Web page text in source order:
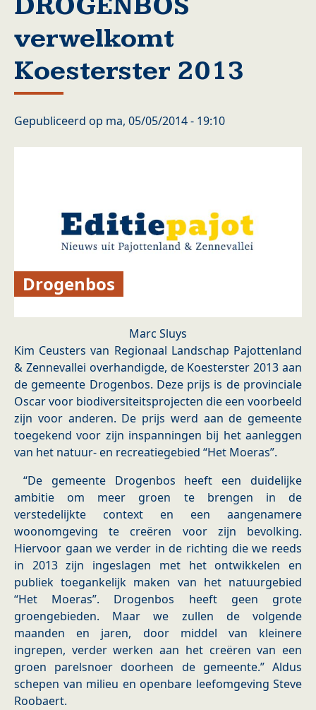
verwelkomt
Koesterster 2013
Gepubliceerd op ma, 05/05/2014 - 19:10
Drogenbos
Marc Sluys
Kim Ceusters van Regionaal Landschap Pajottenland
& Zennevallei overhandigde, de Koesterster 2013 aan
de gemeente Drogenbos. Deze prijs is de provinciale
Oscar voor biodiversiteitsprojecten die een voorbeeld
zijn voor anderen. De prijs werd aan de gemeente
toegekend voor zijn inspanningen bij het aanleggen
van het natuur- en recreatiegebied “Het Moeras”.
“De gemeente Drogenbos heeft een duidelijke
ambitie om meer groen te brengen in de
verstedelijkte context en een aangenamere
woonomgeving te creëren voor zijn bevolking.
Hiervoor gaan we verder in de richting die we reeds
in 2013 zijn ingeslagen met het ontwikkelen en
publiek toegankelijk maken van het natuurgebied
“Het Moeras”. Drogenbos heeft geen grote
groengebieden. Maar we zullen de volgende
maanden en jaren, door middel van kleinere
ingrepen, verder werken aan het creëren van een
groen parelsnoer doorheen de gemeente.” Aldus
schepen van milieu en openbare leefomgeving Steve
Roobaert.